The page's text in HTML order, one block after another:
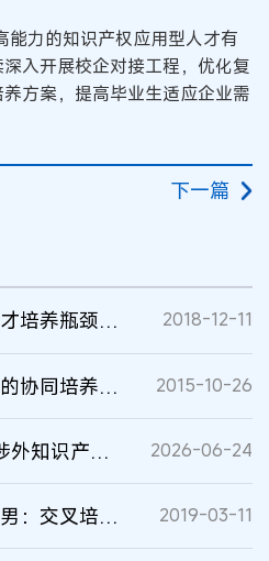
能力的知识产权应用型人才有
入开展校企对接工程，优化复
方案，提高毕业生适应企业需
下一篇
高层次知识产权人才培养瓶颈亟待突破 2018-12-11
探索知识产权人才的协同培养机制 2015-10-26
WIPO中国：探索涉外知识产权争议解决的新路径 2026-06-24
全国人大代表蒋胜男：交叉培养，消解知识产权人才“赤字” 2019-03-11